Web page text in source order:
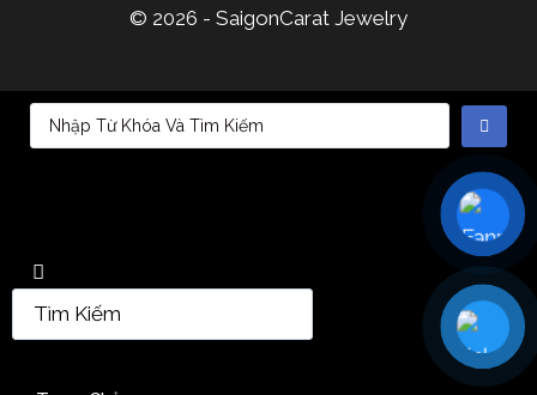
© 2026 - SaigonCarat Jewelry